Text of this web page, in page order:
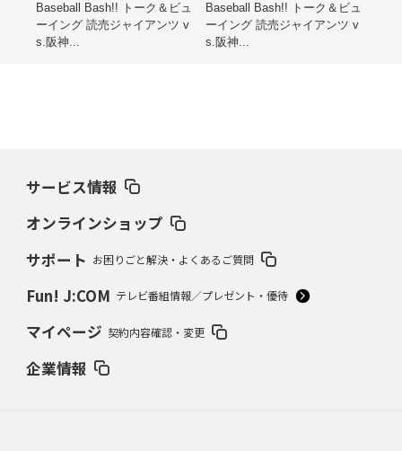
Baseball Bash!! トーク＆ビュ
ーイング 読売ジャイアンツ v
s.阪神...
Baseball Bash!! トーク＆ビュ
ーイング 読売ジャイアンツ v
s.阪神...
サービス情報
オンラインショップ
サポート お困りごと解決・よくあるご質問
Fun! J:COM テレビ番組情報／プレゼント・優待
マイページ 契約内容確認・変更
企業情報